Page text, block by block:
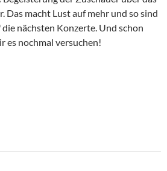
Das macht Lust auf mehr und so sind
nächsten Konzerte. Und schon
es nochmal versuchen!